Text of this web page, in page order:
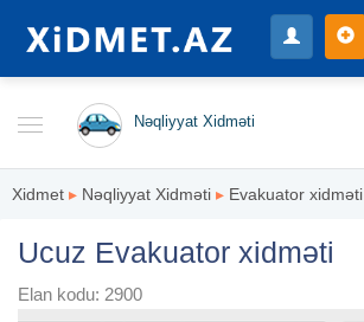
Nəqliyyat Xidməti
Xidmet ▸ Nəqliyyat Xidməti ▸ Evakuator xidməti
Ucuz Evakuator xidməti
Elan kodu: 2900